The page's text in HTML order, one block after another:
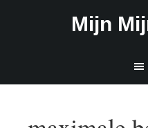
Mijn